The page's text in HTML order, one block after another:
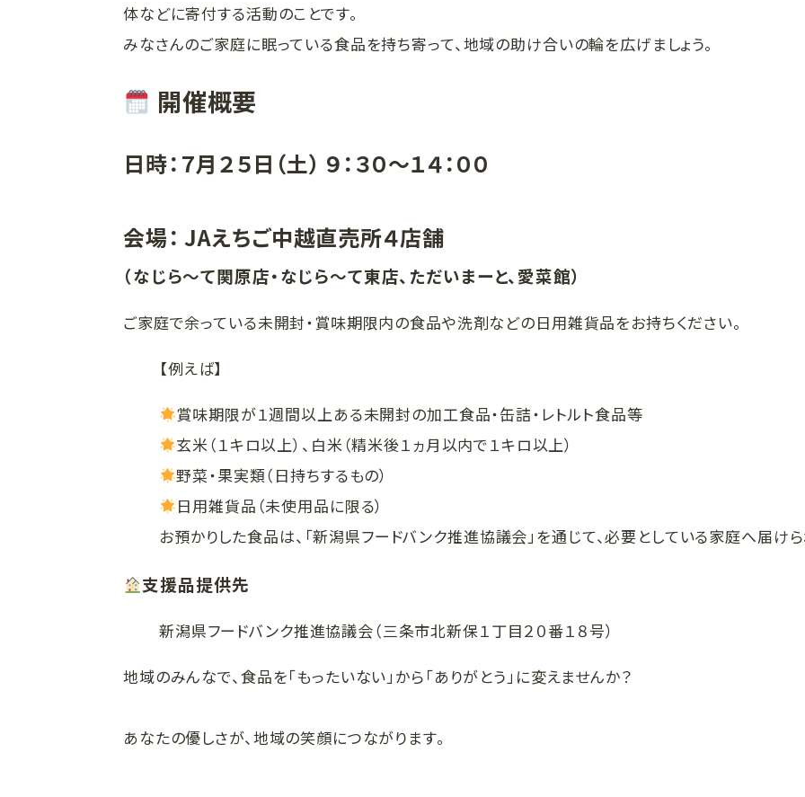
体などに寄付する活動のことです。
みなさんのご家庭に眠っている食品を持ち寄って、地域の助け合いの輪を広げましょう。
開催概要
日時：７月２５日（土） ９：３０～１４：００
会場： JAえちご中越直売所４店舗
（なじら～て関原店・なじら～て東店、ただいまーと、愛菜館）
ご家庭で余っている未開封・賞味期限内の食品や洗剤などの日用雑貨品をお持ちください。
【例えば】
賞味期限が１週間以上ある未開封の加工食品・缶詰・レトルト食品等
玄米（１キロ以上）、白米（精米後１ヵ月以内で１キロ以上）
野菜・果実類（日持ちするもの）
日用雑貨品（未使用品に限る）
お預かりした食品は、「新潟県フードバンク推進協議会」を通じて、必要としている家庭へ届けら
支援品提供先
新潟県フードバンク推進協議会（三条市北新保１丁目２０番１８号）
地域のみんなで、食品を「もったいない」から「ありがとう」に変えませんか？
あなたの優しさが、地域の笑顔につながります。